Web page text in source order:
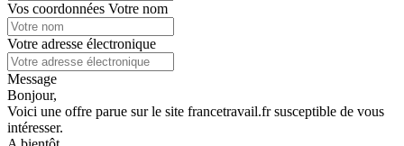
Vos coordonnées Votre nom
Votre adresse électronique
Message
Bonjour,
Voici une offre parue sur le site francetravail.fr susceptible de vous
intéresser.